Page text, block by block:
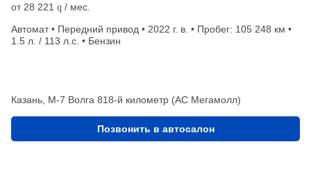
от 28 221 q / мес.
Автомат • Передний привод • 2022 г. в. • Пробег: 105 248 км •
1.5 л. / 113 л.с. • Бензин
Казань, М-7 Волга 818-й километр (АС Мегамолл)
Позвонить в автосалон